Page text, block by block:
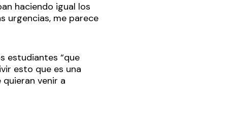
haciendo igual los
urgencias, me parece
estudiantes “que
esto que es una
venir a